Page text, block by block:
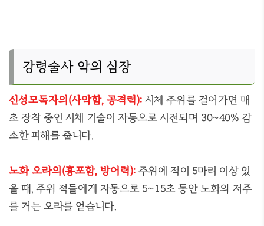
강령술사 악의 심장
신성모독자의(사악함, 공격력): 시체 주위를 걸어가면 매
초 장착 중인 시체 기술이 자동으로 시전되며 30~40% 감
소한 피해를 줍니다.
노화 오라의(흉포함, 방어력): 주위에 적이 5마리 이상 있
을 때, 주위 적들에게 자동으로 5~15초 동안 노화의 저주
를 거는 오라를 얻습니다.